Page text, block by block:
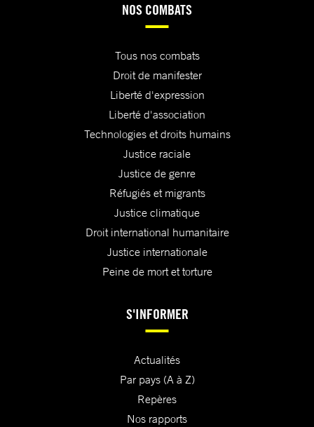
NOS COMBATS
Tous nos combats
Droit de manifester
Liberté d'expression
Liberté d'association
Technologies et droits humains
Justice raciale
Justice de genre
Réfugiés et migrants
Justice climatique
Droit international humanitaire
Justice internationale
Peine de mort et torture
S'INFORMER
Actualités
Par pays (A à Z)
Repères
Nos rapports